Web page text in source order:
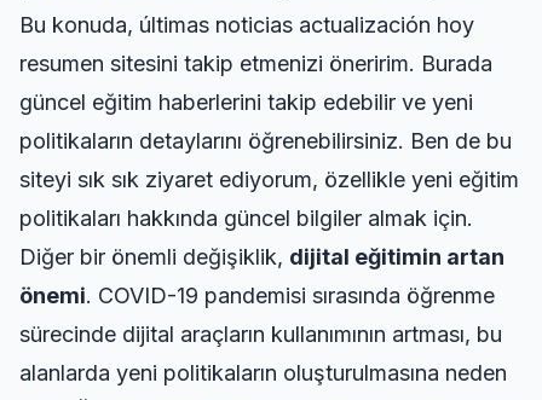
Bu konuda, últimas noticias actualización hoy
resumen sitesini takip etmenizi öneririm. Burada
güncel eğitim haberlerini takip edebilir ve yeni
politikaların detaylarını öğrenebilirsiniz. Ben de bu
siteyi sık sık ziyaret ediyorum, özellikle yeni eğitim
politikaları hakkında güncel bilgiler almak için.
Diğer bir önemli değişiklik, dijital eğitimin artan
önemi. COVID-19 pandemisi sırasında öğrenme
sürecinde dijital araçların kullanımının artması, bu
alanlarda yeni politikaların oluşturulmasına neden